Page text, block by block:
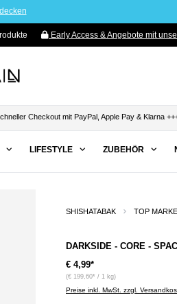
Early Access & Angebote mit
Checkout mit PayPal, Apple Pay & Klarna +++
LIFESTYLE ZUBEHÖR
SHISHATABAK TOP
DARKSIDE - CORE -
€ 4,99*
(€ 199,60* / 1 kg)
Preise inkl. MwSt. zzgl.